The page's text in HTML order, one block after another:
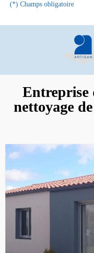
(*) Champs obligatoire
Entreprise
nettoyage